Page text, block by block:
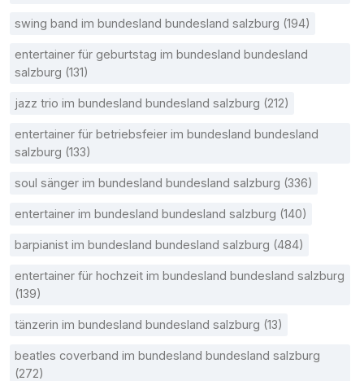
swing band im bundesland bundesland salzburg (194)
entertainer für geburtstag im bundesland bundesland
salzburg (131)
jazz trio im bundesland bundesland salzburg (212)
entertainer für betriebsfeier im bundesland bundesland
salzburg (133)
soul sänger im bundesland bundesland salzburg (336)
entertainer im bundesland bundesland salzburg (140)
barpianist im bundesland bundesland salzburg (484)
entertainer für hochzeit im bundesland bundesland salzburg
(139)
tänzerin im bundesland bundesland salzburg (13)
beatles coverband im bundesland bundesland salzburg
(272)